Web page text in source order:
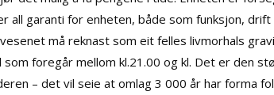
all garanti for enheten, både som funksjon,
må reknast som eit felles livmorhals
foregår mellom kl.21.00 og kl. Det er den
– det vil seie at omlag 3 000 år har forma